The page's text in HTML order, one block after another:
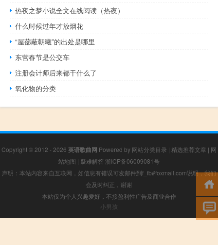
热夜之梦小说全文在线阅读（热夜）
什么时候过年才放烟花
“屋蔀蔽朝曦”的出处是哪里
东营春节是公交车
注册会计师后来都干什么了
氧化物的分类
Copyright © 2012 - 2026 英语歌曲网 Powered by 网站分类目录 | 精选推荐文章 | 网
站地图 | 疑难解答 浙ICP备06009081号
声明：本站内容来自互联网，如信息有错误可发邮件到f_fb#foxmail.com说明，我们
会及时纠正，谢谢
本站仅为个人兴趣爱好，不接盈利性广告及商业合作
小男孩